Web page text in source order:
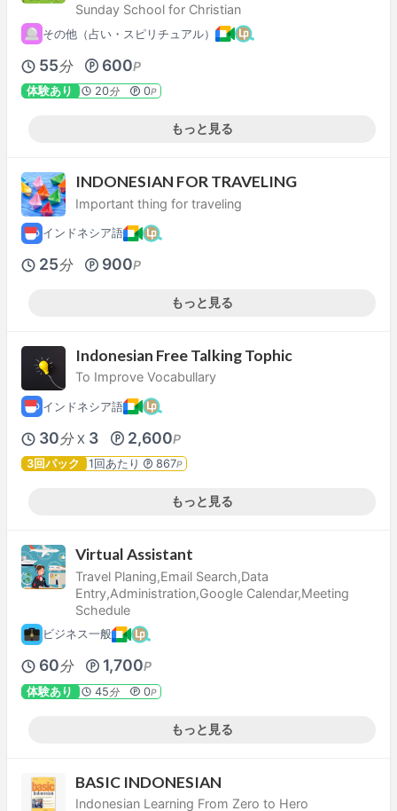
Sunday School for Christian
その他（占い・スピリチュアル）
55分 600P
体験あり 20分 0P
もっと見る
INDONESIAN FOR TRAVELING
Important thing for traveling
インドネシア語
25分 900P
もっと見る
Indonesian Free Talking Tophic
To Improve Vocabullary
インドネシア語
30分 X 3 2,600P
3回パック 1回あたり 867P
もっと見る
Virtual Assistant
Travel Planing,Email Search,Data
Entry,Administration,Google Calendar,Meeting
Schedule
ビジネス一般
60分 1,700P
体験あり 45分 0P
もっと見る
BASIC INDONESIAN
Indonesian Learning From Zero to Hero